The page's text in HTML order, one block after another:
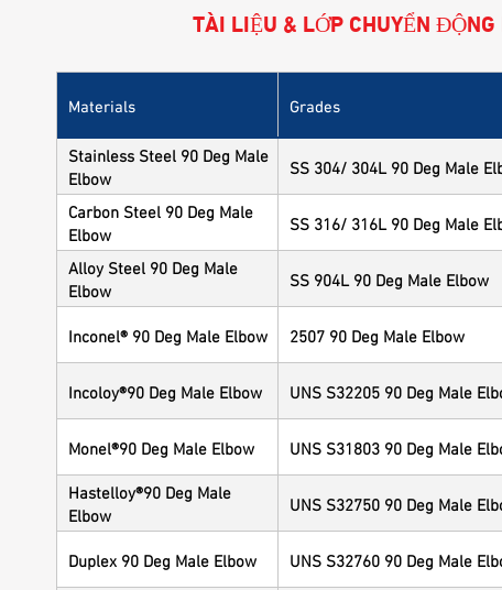
TÀI LIỆU & LỚP CHUYỂN
Materials Grades
Stainless Steel 90 Deg Male
Elbow
SS 304/ 304L 90 Deg Male
Carbon Steel 90 Deg Male
Elbow
SS 316/ 316L 90 Deg Male
Alloy Steel 90 Deg Male
Elbow
SS 904L 90 Deg Male Elbow
Inconel® 90 Deg Male Elbow 2507 90 Deg Male Elbow
Incoloy®90 Deg Male Elbow UNS S32205 90 Deg Male
Monel®90 Deg Male Elbow UNS S31803 90 Deg Male
Hastelloy®90 Deg Male
Elbow
UNS S32750 90 Deg Male
Duplex 90 Deg Male Elbow UNS S32760 90 Deg Male